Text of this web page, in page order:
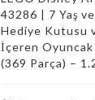
43286 | 7 Yaş
Hediye Kutusu
İçeren Oyuncak
(369 Parça) –